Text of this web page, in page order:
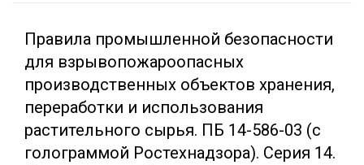
Правила промышленной безопасности
для взрывопожароопасных
производственных объектов хранения,
переработки и использования
растительного сырья. ПБ 14-586-03 (с
голограммой Ростехнадзора). Серия 14.